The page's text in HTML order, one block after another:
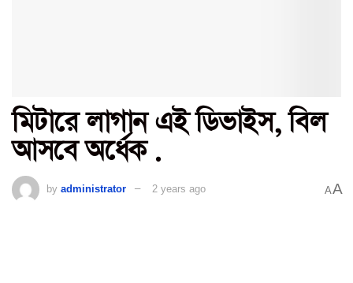
মিটারে লাগান এই ডিভাইস, বিল
আসবে অর্ধেক .
by administrator 2 years ago AA